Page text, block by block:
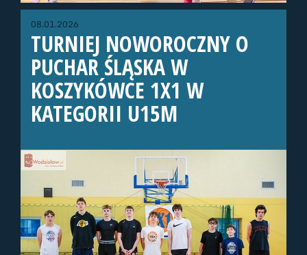
08.01.2026
TURNIEJ NOWOROCZNY O
PUCHAR ŚLĄSKA W
KOSZYKÓWCE 1X1 W
KATEGORII U15M